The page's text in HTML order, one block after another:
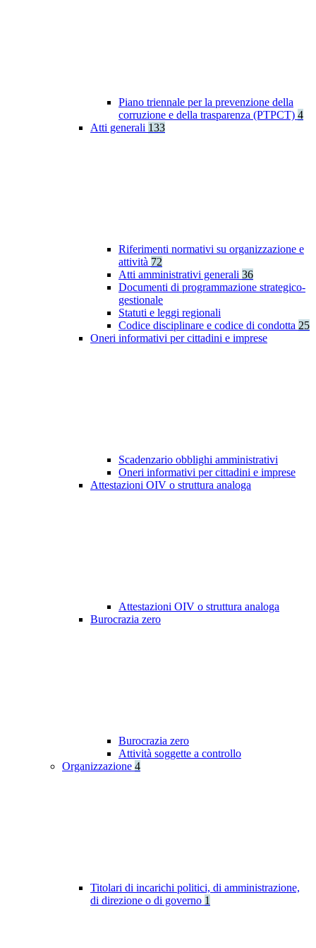
Piano triennale per la prevenzione della
corruzione e della trasparenza (PTPCT) 4
Atti generali 133
Riferimenti normativi su organizzazione e
attività 72
Atti amministrativi generali 36
Documenti di programmazione strategico-
gestionale
Statuti e leggi regionali
Codice disciplinare e codice di condotta 25
Oneri informativi per cittadini e imprese
Scadenzario obblighi amministrativi
Oneri informativi per cittadini e imprese
Attestazioni OIV o struttura analoga
Attestazioni OIV o struttura analoga
Burocrazia zero
Burocrazia zero
Attività soggette a controllo
Organizzazione 4
Titolari di incarichi politici, di amministrazione,
di direzione o di governo 1